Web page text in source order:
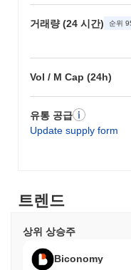
거래량 (24 시간) 순위
Vol / M Cap (24h)
유통 공급
Update supply form
으며, 이는 그들의 참
TON 토큰은 거버넌스
방향과 개발에 영향을
태계는 TON 토큰을 사
Shitcoin (TON)은
요?
다. 이 코인은 여러 거
거래 활동을 나타냅니
포럼을 통해 커뮤니티
다양한 분산 애플리케
서 그 틈새 분야 내에서
트렌드
상위 상승주
Biconomy